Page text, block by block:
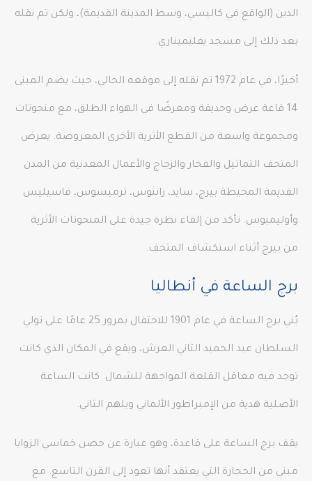
الدين (الواقع في كاليسي، وسط المدينة القديمة)، ولكن تم نقله
بعد ذلك إلى مسجد يفليميناري.
أخيرًا، في عام 1972 تم نقله إلى موقعه الحالي، حيث يضم المبنى
14 قاعة عرض وحديقة ومعرضًا في الهواء الطلق، مع منحوتات
ومجموعة واسعة من القطع الأثرية الأخرى المعروضة. يعرض
المتحف التماثيل والفخار والزجاج والأعمال المعدنية من المدن
القديمة المحيطة بيرج، سايد، زانثوس، ترميسوس، فاسيليس
وأوليمبوس. تأكد من إلقاء نظرة جيدة على المنحوتات الأثرية
من بيرج أثناء استكشاف المتحف.
برج الساعة في أنطاليا
بُني برج الساعة في عام 1901 للاحتفال بمرور 25 عامًا على تولي
السلطان عبد الحميد الثاني العرش، ويقع في المكان الذي كانت
توجد فيه معاقل القلعة المواجهة للشمال. كانت الساعة
الأصلية هدية من الإمبراطور الألماني ويلهم الثاني.
يقف برج الساعة على قاعدة، وهو عبارة عن حصن خماسي الزوايا
مبني من الحجارة التي يعتقد أنها تعود إلى القرن التاسع. مع